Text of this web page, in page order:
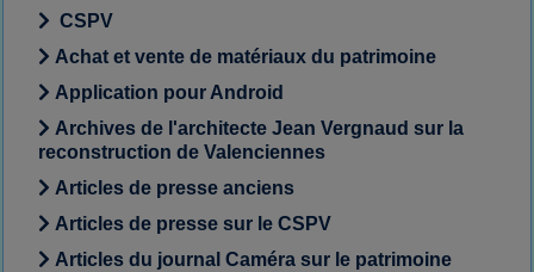
CSPV
Achat et vente de matériaux du patrimoine
Application pour Android
Archives de l'architecte Jean Vergnaud sur la
reconstruction de Valenciennes
Articles de presse anciens
Articles de presse sur le CSPV
Articles du journal Caméra sur le patrimoine